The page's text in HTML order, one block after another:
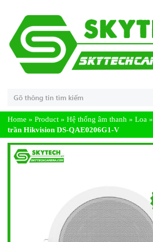
Home » Product » Hệ thống âm thanh » Loa »
trần Hikvision DS-QAE0206G1-V